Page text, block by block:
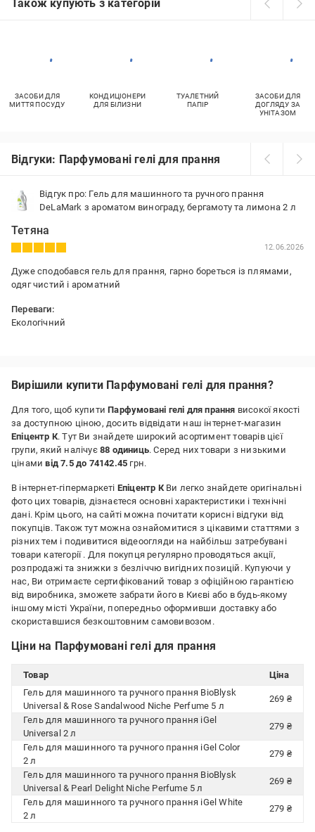
Також купують з категорій
ЗАСОБИ ДЛЯ
МИТТЯ ПОСУДУ
КОНДИЦІОНЕРИ
ДЛЯ БІЛИЗНИ
ТУАЛЕТНИЙ
ПАПІР
ЗАСОБИ ДЛЯ
ДОГЛЯДУ ЗА
УНІТАЗОМ
Відгуки: Парфумовані гелі для прання
Відгук про: Гель для машинного та ручного прання
DeLaMark з ароматом винограду, бергамоту та лимона 2 л
Тетяна
12.06.2026
Дуже сподобався гель для прання, гарно бореться із плямами,
одяг чистий і ароматний
Переваги:
Екологічний
Вирішили купити Парфумовані гелі для прання?
Для того, щоб купитиПарфумовані гелі для прання високої якості
за доступною ціною, досить відвідати наш інтернет-магазин
Епіцентр К. Тут Ви знайдете широкий асортимент товарів цієї
групи, який налічує 88 одиниць. Серед них товари з низькими
цінамивід 7.5 до 74142.45 грн.
В інтернет-гіпермаркеті Епіцентр КВи легко знайдете оригінальні
фото цих товарів, дізнаєтеся основні характеристики і технічні
дані. Крім цього, на сайті можна почитати корисні відгуки від
покупців. Також тут можна ознайомитися з цікавими статтями з
різних тем і подивитися відеоогляди на найбільш затребувані
товари категорії . Для покупця регулярно проводяться акції,
розпродажі та знижки з безліччю вигідних позицій. Купуючи у
нас, Ви отримаєте сертифікований товар з офіційною гарантією
від виробника, зможете забрати його в Києві або в будь-якому
іншому місті України, попередньо оформивши доставку або
скориставшися безкоштовним самовивозом.
Ціни на Парфумовані гелі для прання
Товар
Ціна
Гель для машинного та ручного прання BioBlysk
Universal & Rose Sandalwood Niche Perfume 5 л
269 ₴
Гель для машинного та ручного прання iGel
Universal 2 л
279 ₴
Гель для машинного та ручного прання iGel Color
2 л
279 ₴
Гель для машинного та ручного прання BioBlysk
Universal & Pearl Delight Niche Perfume 5 л
269 ₴
Гель для машинного та ручного прання iGel White
2 л
279 ₴